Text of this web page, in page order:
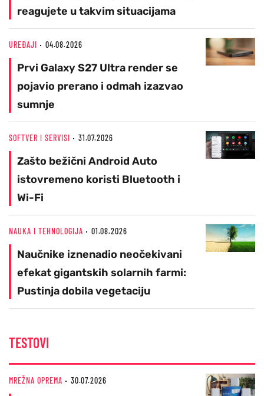
reagujete u takvim situacijama
UREĐAJI 04.08.2026
Prvi Galaxy S27 Ultra render se
pojavio prerano i odmah izazvao
sumnje
SOFTVER I SERVISI 31.07.2026
Zašto bežični Android Auto
istovremeno koristi Bluetooth i
Wi-Fi
NAUKA I TEHNOLOGIJA 01.08.2026
Naučnike iznenadio neočekivani
efekat gigantskih solarnih farmi:
Pustinja dobila vegetaciju
TESTOVI
MREŽNA OPREMA 30.07.2026